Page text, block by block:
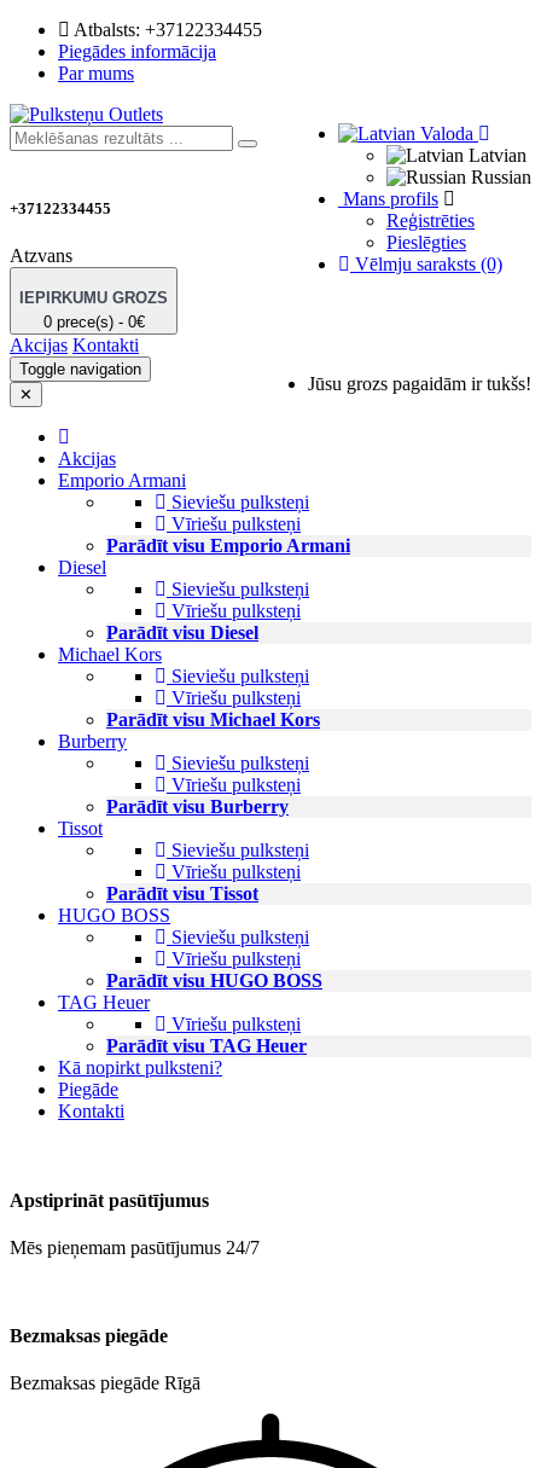
Atbalsts: +37122334455
Piegādes informācija
Par mums
Valoda
Latvian
Russian
Mans profils
Reģistrēties
Pieslēgties
Vēlmju saraksts (0)
+37122334455
Atzvans
IEPIRKUMU GROZS
0 prece(s) - 0€
Jūsu grozs pagaidām ir tukšs!
Akcijas Kontakti
Toggle navigation
✕
Akcijas
Emporio Armani
Sieviešu pulksteņi
Vīriešu pulksteņi
Parādīt visu Emporio Armani
Diesel
Sieviešu pulksteņi
Vīriešu pulksteņi
Parādīt visu Diesel
Michael Kors
Sieviešu pulksteņi
Vīriešu pulksteņi
Parādīt visu Michael Kors
Burberry
Sieviešu pulksteņi
Vīriešu pulksteņi
Parādīt visu Burberry
Tissot
Sieviešu pulksteņi
Vīriešu pulksteņi
Parādīt visu Tissot
HUGO BOSS
Sieviešu pulksteņi
Vīriešu pulksteņi
Parādīt visu HUGO BOSS
TAG Heuer
Vīriešu pulksteņi
Parādīt visu TAG Heuer
Kā nopirkt pulksteni?
Piegāde
Kontakti
Apstiprināt pasūtījumus
Mēs pieņemam pasūtījumus 24/7
Bezmaksas piegāde
Bezmaksas piegāde Rīgā